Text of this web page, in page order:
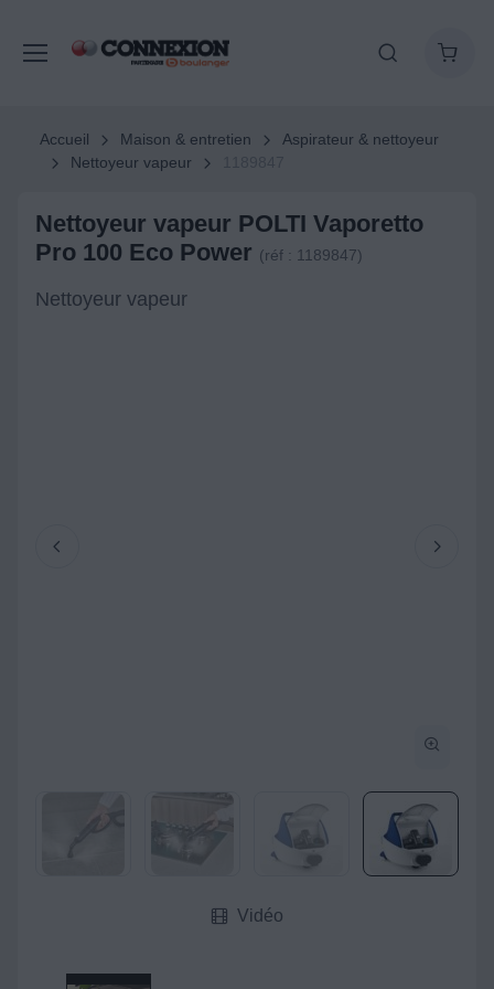
Accueil Maison & entretien
Aspirateur & nettoyeur
Nettoyeur vapeur
Nettoyeur vapeur POLTI Vaporetto
Pro 100 Eco Power (réf : 1189847)
Nettoyeur vapeur
Vidéo